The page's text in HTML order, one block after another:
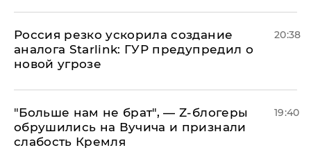
​Россия резко ускорила создание
аналога Starlink: ГУР предупредил о
новой угрозе
20:38
​"Больше нам не брат", — Z-блогеры
обрушились на Вучича и признали
слабость Кремля
19:40